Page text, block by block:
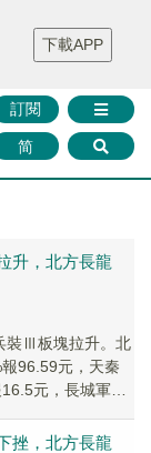
華證券 媒體矩陣
庫沙龍
聯絡我們
訂閱
简
下載APP
升，北方長龍
裝Ⅲ板塊拉升。北
96.59元，天秦
元，長城軍工
挫，北方長龍